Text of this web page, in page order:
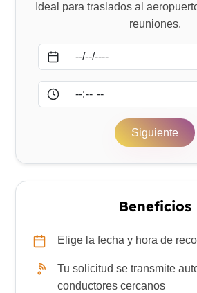
Ideal para traslados al
reuniones.
Siguiente
Beneficios
Elige la fecha y hora de
Tu solicitud se transmite
conductores cercanos